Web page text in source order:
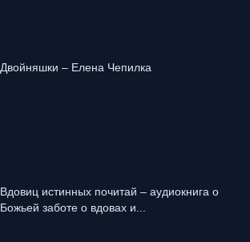
Двойняшки – Елена Чепилка
Вдовиц истинных почитай – аудиокнига о
Божьей заботе о вдовах и...